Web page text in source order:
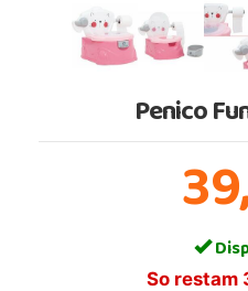
Penico
So restam